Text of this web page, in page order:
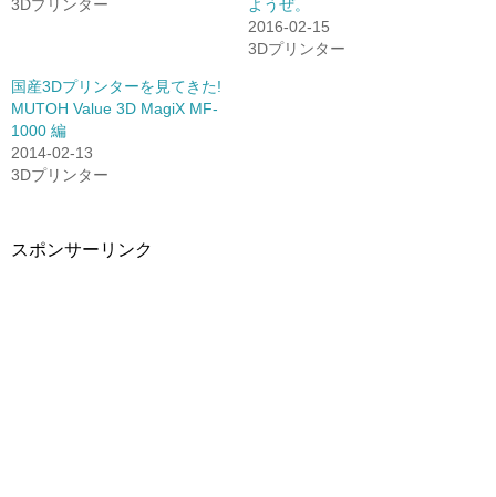
ウ
す) ィ
ン
ド
ま
3Dプリンター
ようぜ。
2016-02-15
3Dプリンター
国産3Dプリンターを見てきた!
MUTOH Value 3D MagiX MF-
1000 編
2014-02-13
3Dプリンター
スポンサーリンク